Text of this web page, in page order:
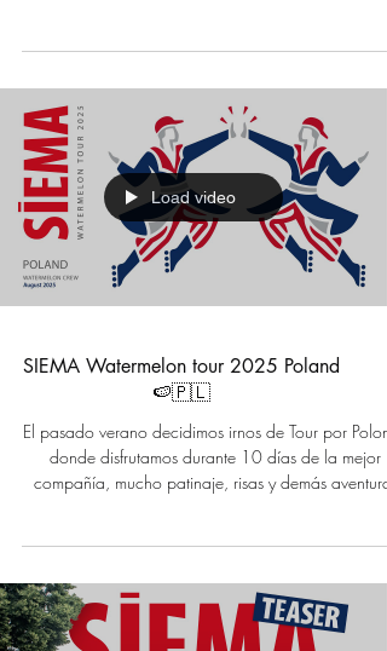
Load video
SIEMA Watermelon tour 2025 Poland
🍉🇵🇱
El pasado verano decidimos irnos de Tour por
donde disfrutamos durante 10 días de la mejor
compañía, mucho patinaje, risas y demás aventuras
🍉 Síguenos también en nuestras redes sociales:
facebook: / watermelonrollcrew Instagram: /
watermelon_roll SIEMA Watermelon tour 2025